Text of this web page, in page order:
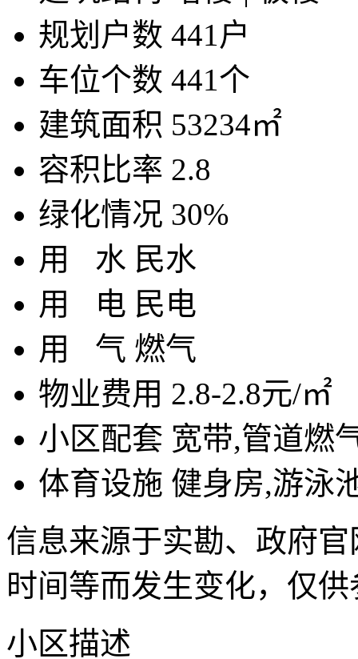
规划户数 441户
车位个数 441个
建筑面积 53234㎡
容积比率 2.8
绿化情况 30%
用 水 民水
用
电 民电
用 气 燃气
物业费用 2.8-2.8元/㎡
小区配套 宽带,管道燃
体育设施 健身房,游泳
信息来源于实勘、政府
时间等而发生变化，仅
小区描述